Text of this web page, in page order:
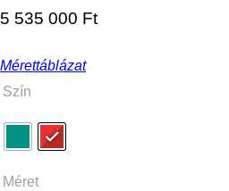
5 535 000 Ft
Mérettáblázat
Szín
Méret